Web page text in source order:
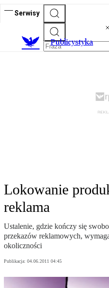
Serwisy
Publicystyka
Lokowanie
reklama
Ustalenie, gdzie kończy się
przekazów reklamowych,
okoliczności
Publikacja: 04.06.2011 04:45